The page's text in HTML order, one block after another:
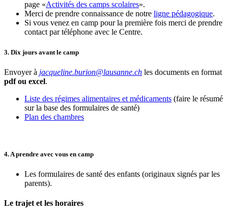
page «Activités des camps scolaires».
Merci de prendre connaissance de notre ligne pédagogique.
Si vous venez en camp pour la première fois merci de prendre
contact par téléphone avec le Centre.
3. Dix jours avant le camp
Envoyer à jacqueline.burion@lausanne.ch les documents en format
pdf ou excel.
Liste des régimes alimentaires et médicaments (faire le résumé
sur la base des formulaires de santé)
Plan des chambres
4. A prendre avec vous en camp
Les formulaires de santé des enfants (originaux signés par les
parents).
Le trajet et les horaires